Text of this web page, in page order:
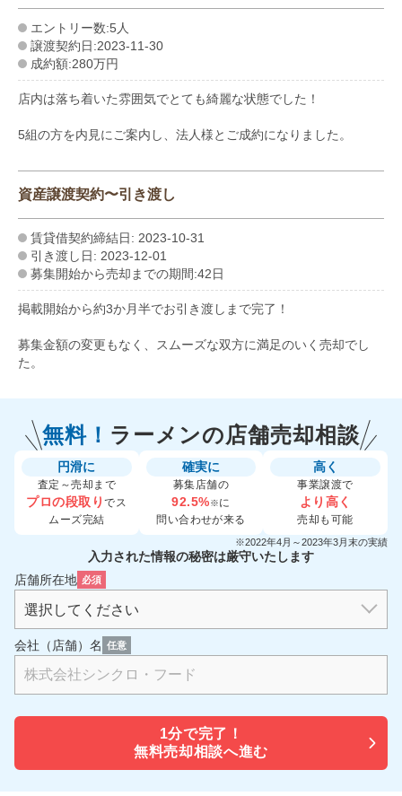
エントリー数:5人
譲渡契約日:2023-11-30
成約額:280万円
店内は落ち着いた雰囲気でとても綺麗な状態でした！
5組の方を内見にご案内し、法人様とご成約になりました。
資産譲渡契約〜引き渡し
賃貸借契約締結日: 2023-10-31
引き渡し日: 2023-12-01
募集開始から売却までの期間:42日
掲載開始から約3か月半でお引き渡しまで完了！
募集金額の変更もなく、スムーズな双方に満足のいく売却でし
た。
無料！ ラーメンの店舗売却相談
円滑に
査定～売却まで
プロの段取りでス
ムーズ完結
確実に
募集店舗の
92.5%※に
問い合わせが来る
高く
事業譲渡で
より高く
売却も可能
※2022年4月～2023年3月末の実績
入力された情報の秘密は厳守いたします
店舗所在地 必須
会社（店舗）名 任意
1分で完了！
無料売却相談へ進む